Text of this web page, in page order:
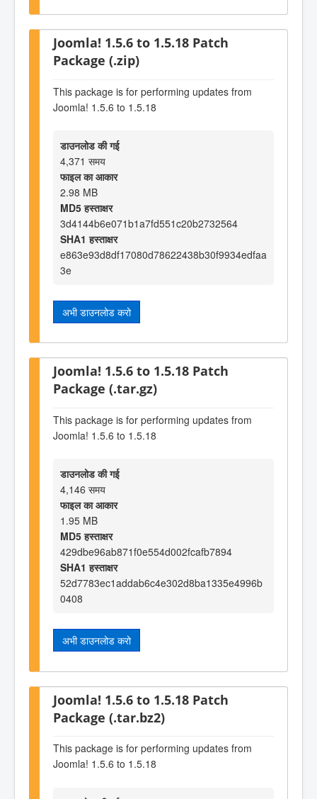
Joomla! 1.5.6 to 1.5.18 Patch
Package (.zip)
This package is for performing updates from
Joomla! 1.5.6 to 1.5.18
डाउनलोड की गई
4,371 समय
फाइल का आकार
2.98 MB
MD5 हस्ताक्षर
3d4144b6e071b1a7fd551c20b2732564
SHA1 हस्ताक्षर
e863e93d8df17080d78622438b30f9934edfaa
3e
अभी डाउनलोड करो
Joomla! 1.5.6 to 1.5.18 Patch
Package (.tar.gz)
This package is for performing updates from
Joomla! 1.5.6 to 1.5.18
डाउनलोड की गई
4,146 समय
फाइल का आकार
1.95 MB
MD5 हस्ताक्षर
429dbe96ab871f0e554d002fcafb7894
SHA1 हस्ताक्षर
52d7783ec1addab6c4e302d8ba1335e4996b
0408
अभी डाउनलोड करो
Joomla! 1.5.6 to 1.5.18 Patch
Package (.tar.bz2)
This package is for performing updates from
Joomla! 1.5.6 to 1.5.18